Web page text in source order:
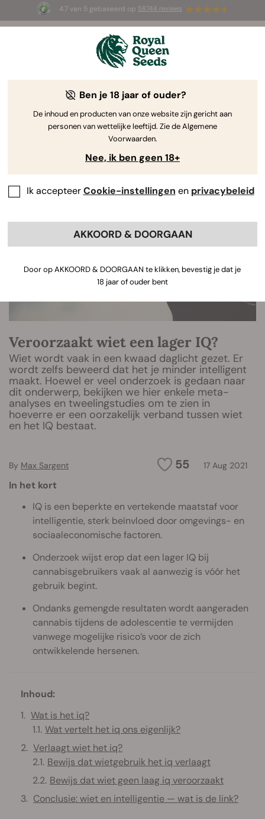
4.7 van 5 gebaseerd op 58744 reviews
☀️ Summer Sales: tot wel 50% korting
op geselecteerde producten! ⏤
The RQS Blog
Cannabis Lifestyle Blogs
Veroorzaakt wiet een lager IQ?
Wiet wordt vaak in een kwaad daglicht gezet. Er
wordt zelfs beweerd dat het je minder intelligent
maakt. Hoewel er veel onderzoek is gedaan naar
dit onderwerp, bekijken we hier enkele meta-
analyses en tweelingstudies om te zien in
hoeverre er een oorzakelijk verband tussen wiet
en het IQ bestaat.
55 17 Aug 2021
By Max Sargent
In het kort
IQ is een beperkte en vertekende maatstaf voor
intelligentie, sterk beïnvloed door omgevings- en
sociaaleconomische factoren.
Onderzoek wijst erop dat een lager IQ bij
cannabisgebruikers vaak al aanwezig is vóór het
gebruik begint.
Ondanks gemengde resultaten wordt aangeraden
cannabis tijdens de adolescentie te vermijden
vanwege mogelijke risico’s voor de zich
ontwikkelende hersenen.
Inhoud:
Wat is het iq?
Wat vertelt het iq ons eigenlijk?
Verlaagt wiet het iq?
Bewijs dat wietgebruik het iq verlaagt
Bewijs dat wiet geen laag iq veroorzaakt
Conclusie: wiet en intelligentie — wat is de link?
Ben je 18 jaar of ouder?
De inhoud en producten van onze website zijn gericht aan
personen van wettelijke leeftijd. Zie de Algemene
Voorwaarden.
Nee, ik ben geen 18+
Ik accepteerCookie-instellingen en privacybeleid
AKKOORD & DOORGAAN
Door op AKKOORD & DOORGAAN te klikken, bevestig je dat je
18 jaar of ouder bent